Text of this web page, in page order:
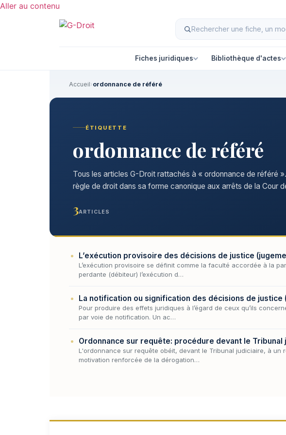
Aller au contenu
Fiches juridiques Bibliothèque d'actes
Accueil›ordonnance de référé
ÉTIQUETTE
ordonnance de référé
Tous les articles G-Droit rattachés à « ordonnance de référé
règle de droit dans sa forme canonique aux arrêts de la Cour
3ARTICLES
L’exécution provisoire des décisions de justice
L’exécution provisoire se définit comme la faculté accordée à la
perdante (débiteur) l’exécution d…
La notification ou signification des décisions de
Pour produire des effets juridiques à l’égard de ceux qu’ils
par voie de notification. Un ac…
Ordonnance sur requête: procédure devant le Tribunal
L'ordonnance sur requête obéit, devant le Tribunal judiciaire, à
motivation renforcée de la dérogation…